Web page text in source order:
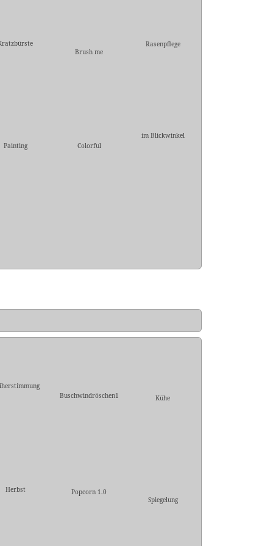
Brush me
Rasenpflege
Painting Colorful
im Blickwinkel
Buschwindröschen1
Kühe
Herbst
Popcorn 1.0
Spiegelung